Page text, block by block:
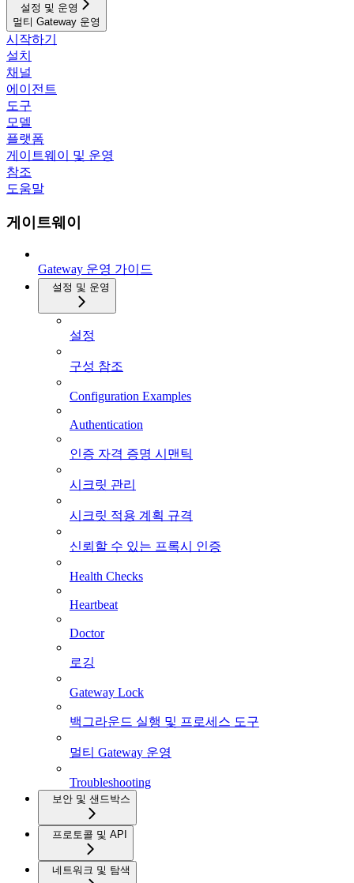
설정 및 운영
멀티 Gateway 운영
시작하기
설치
채널
에이전트
도구
모델
플랫폼
게이트웨이 및 운영
참조
도움말
게이트웨이
Gateway 운영 가이드
설정 및 운영
설정
구성 참조
Configuration Examples
Authentication
인증 자격 증명 시맨틱
시크릿 관리
시크릿 적용 계획 규격
신뢰할 수 있는 프록시 인증
Health Checks
Heartbeat
Doctor
로깅
Gateway Lock
백그라운드 실행 및 프로세스 도구
멀티 Gateway 운영
Troubleshooting
보안 및 샌드박스
프로토콜 및 API
네트워크 및 탐색